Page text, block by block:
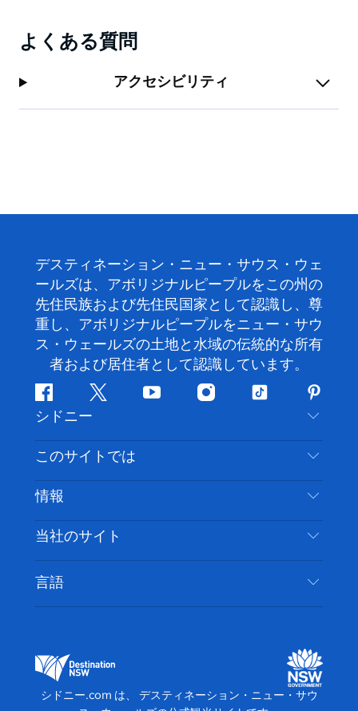
よくある質問
アクセシビリティ
デスティネーション・ニュー・サウス・ウェ
ールズは、アボリジナルピープルをこの州の
先住民族および先住民国家として認識し、尊
重し、アボリジナルピープルをニュー・サウ
ス・ウェールズの土地と水域の伝統的な所有
者および居住者として認識しています。
フ
ェ
イ
ス
ブ
ッ
ク
ツ
ッ
タ
ー
ユ
チ
ー
イ
ス
グ
ム
テ
ッ
ト
ク
ピ
ン
タ
レ
ス
ト
シドニー
お問い合わせ
免責事項
クッキーに関する通知
このサイトでは
目的地
やるべきこと
イベント
宿泊施設
情報
旅行情報
アクセシブルシドニー
ビジネスを登録する
当社のサイト
デスティネーション・ニュー・サウス・ウェール
ズメディアセンター
言語
シドニー.com は、 デスティネーション・ニュー・サウ